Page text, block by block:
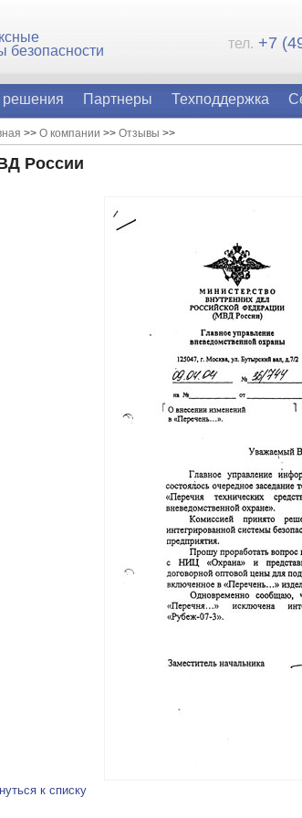
безопасности
тел. +7
Партнеры Техподдержка
>> О компании >> Отзывы >>
России
к списку